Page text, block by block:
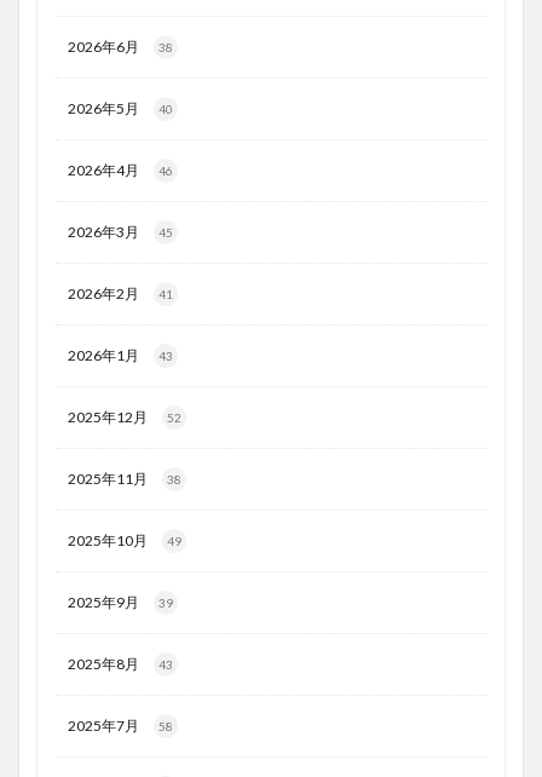
2026年6月 38
2026年5月 40
2026年4月 46
2026年3月 45
2026年2月 41
2026年1月 43
2025年12月 52
2025年11月 38
2025年10月 49
2025年9月 39
2025年8月 43
2025年7月 58